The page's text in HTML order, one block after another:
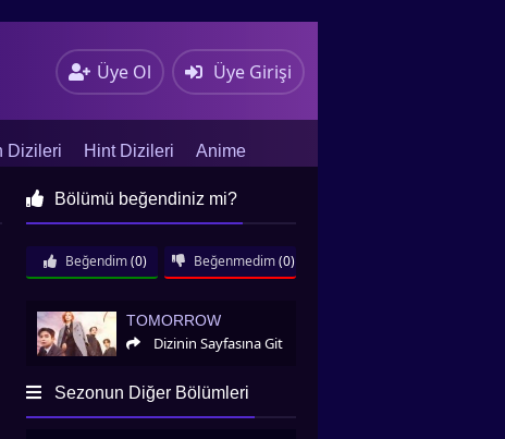
Üye Ol Üye Girişi
Dizileri Hint Dizileri Anime
Bölümü beğendiniz mi?
Beğendim (0) Beğenmedim (0)
Tomorrow
TOMORROW
Dizinin Sayfasına Git
Sezonun Diğer Bölümleri